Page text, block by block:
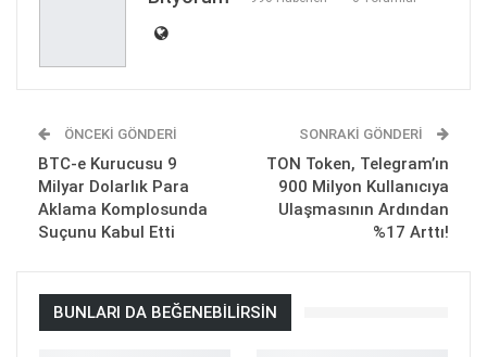
ÖNCEKI GÖNDERI
BTC-e Kurucusu 9
Milyar Dolarlık Para
Aklama Komplosunda
Suçunu Kabul Etti
SONRAKI GÖNDERI
TON Token, Telegram’ın
900 Milyon Kullanıcıya
Ulaşmasının Ardından
%17 Arttı!
BUNLARI DA BEĞENEBILIRSIN